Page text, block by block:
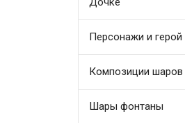
Персонажи и герой
Композиции
Шары фонтаны